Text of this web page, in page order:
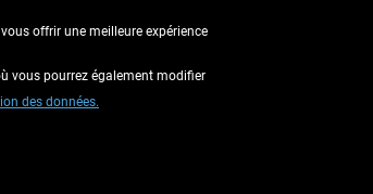
Copyright © Aerosoft GmbH - Tous droits réservés
offrir une meilleure expérience
vous pourrez également modifier
des données.